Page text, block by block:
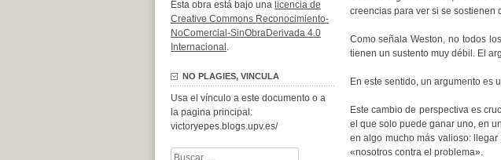
creencias para ver si se sostienen
Como señala Weston, no todos
tienen un sustento muy débil. El
En este sentido, un argumento es
Este cambio de perspectiva es
el que solo puede ganar uno, en
en algo mucho más valioso:
«nosotros contra el problema».
Esta obra está bajo una licencia de
Creative Commons Reconocimiento-
NoComercial-SinObraDerivada 4.0
Internacional .
NO PLAGIES, VINCULA
Usa el vínculo a este documento o a
la pagina principal:
victoryepes.blogs.upv.es/
Buscar: